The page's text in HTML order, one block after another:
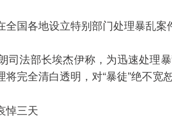
全国各地设立特别部门处理暴乱案
司法部长埃杰伊称，为迅速处理
完全清白透明，对“暴徒”绝不宽恕
悼三天